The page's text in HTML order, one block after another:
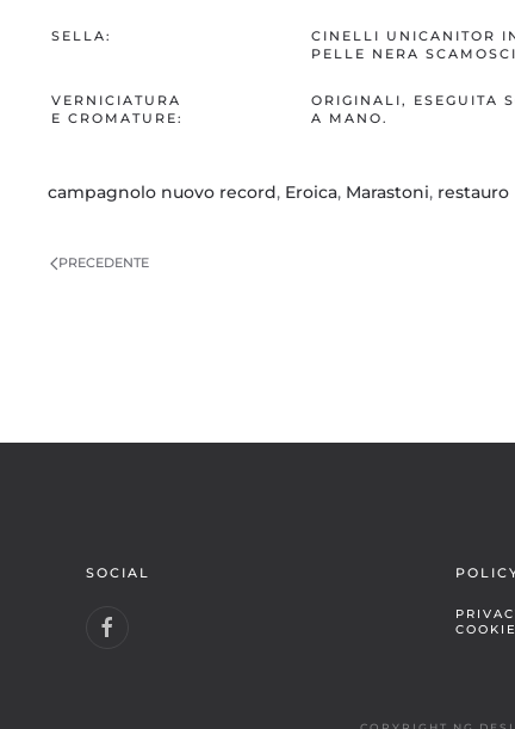
SELLA:
CINELLI UNICANITOR
PELLE NERA
VERNICIATURA
E CROMATURE:
ORIGINALI, ESEGUITA
A MANO.
campagnolo nuovo record, Eroica, Marastoni, restauro
PRECEDENTE
SOCIAL